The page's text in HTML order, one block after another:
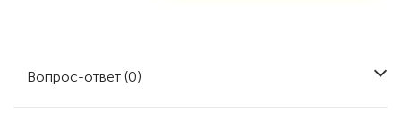
Вопрос-ответ (0)